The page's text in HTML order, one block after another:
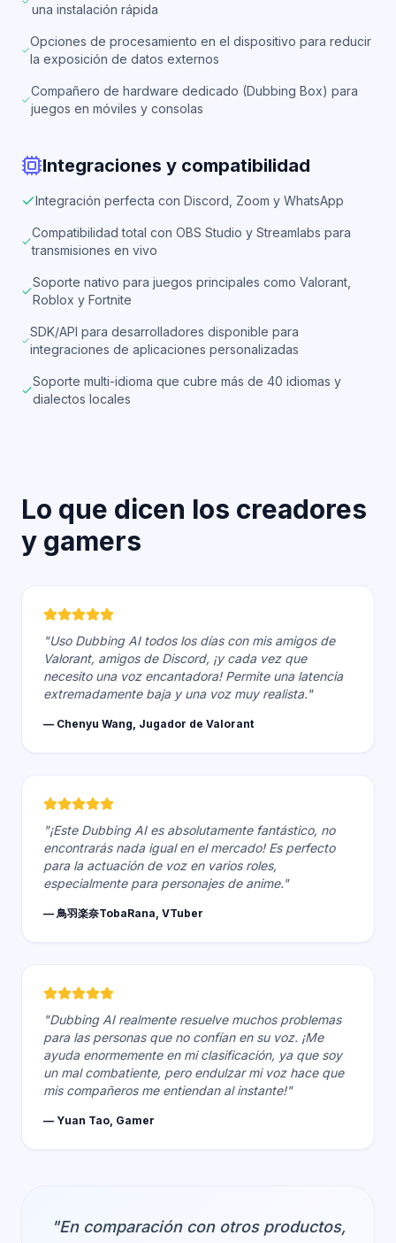
una instalación rápida
Opciones de procesamiento en el dispositivo para reducir
la exposición de datos externos
Compañero de hardware dedicado (Dubbing Box) para
juegos en móviles y consolas
Integraciones y compatibilidad
Integración perfecta con Discord, Zoom y WhatsApp
Compatibilidad total con OBS Studio y Streamlabs para
transmisiones en vivo
Soporte nativo para juegos principales como Valorant,
Roblox y Fortnite
SDK/API para desarrolladores disponible para
integraciones de aplicaciones personalizadas
Soporte multi-idioma que cubre más de 40 idiomas y
dialectos locales
Lo que dicen los creadores
y gamers
"Uso Dubbing AI todos los días con mis amigos de
Valorant, amigos de Discord, ¡y cada vez que
necesito una voz encantadora! Permite una latencia
extremadamente baja y una voz muy realista."
— Chenyu Wang, Jugador de Valorant
"¡Este Dubbing AI es absolutamente fantástico, no
encontrarás nada igual en el mercado! Es perfecto
para la actuación de voz en varios roles,
especialmente para personajes de anime."
— 鳥羽楽奈TobaRana, VTuber
"Dubbing AI realmente resuelve muchos problemas
para las personas que no confían en su voz. ¡Me
ayuda enormemente en mi clasificación, ya que soy
un mal combatiente, pero endulzar mi voz hace que
mis compañeros me entiendan al instante!"
— Yuan Tao, Gamer
"En comparación con otros productos,